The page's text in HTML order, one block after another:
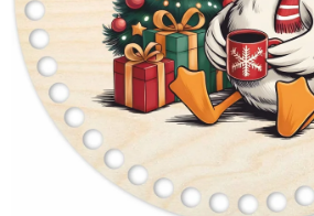
Datenschutzerklärung
Impressum